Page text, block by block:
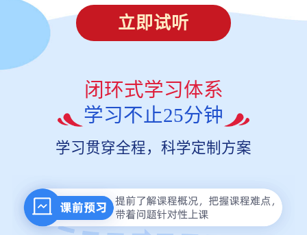
立即试听
闭环式学习体系
学习不止25分钟
学习贯穿全程，科学定制方案